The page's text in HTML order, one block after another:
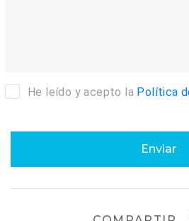
He leído y acepto la Política
Enviar